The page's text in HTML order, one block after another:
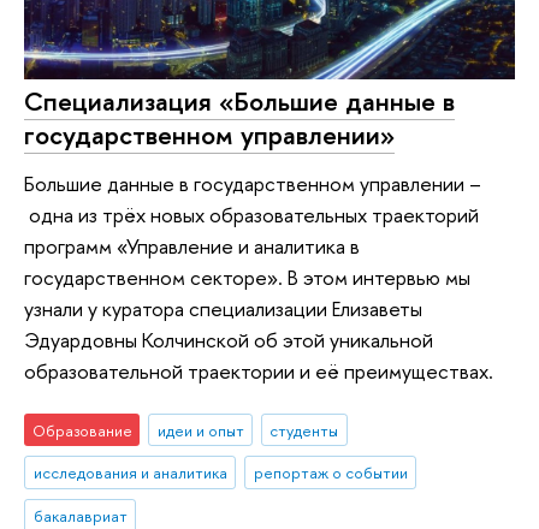
Специализация «Большие данные в
государственном управлении»
Большие данные в государственном управлении –
одна из трёх новых образовательных траекторий
программ «Управление и аналитика в
государственном секторе». В этом интервью мы
узнали у куратора специализации Елизаветы
Эдуардовны Колчинской об этой уникальной
образовательной траектории и её преимуществах.
Образование идеи и опыт
студенты
исследования и аналитика
репортаж о событии
бакалавриат